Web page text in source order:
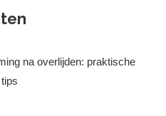
na overlijden: praktische